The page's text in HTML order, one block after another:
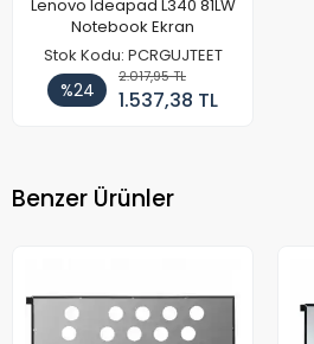
Lenovo Ideapad L340 81LW
Notebook Ekran
Stok Kodu: PCRGUJTEET
%24
2.017,95 TL
1.537,38 TL
Benzer Ürünler